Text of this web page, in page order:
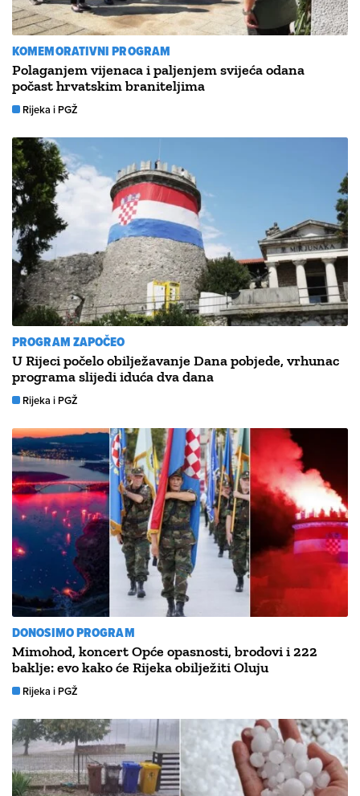
KOMEMORATIVNI PROGRAM
Polaganjem vijenaca i paljenjem svijeća odana
počast hrvatskim braniteljima
Rijeka i PGŽ
PROGRAM ZAPOČEO
U Rijeci počelo obilježavanje Dana pobjede, vrhunac
programa slijedi iduća dva dana
Rijeka i PGŽ
DONOSIMO PROGRAM
Mimohod, koncert Opće opasnosti, brodovi i 222
baklje: evo kako će Rijeka obilježiti Oluju
Rijeka i PGŽ